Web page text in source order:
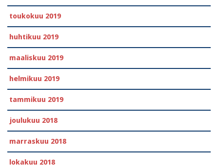
toukokuu 2019
huhtikuu 2019
maaliskuu 2019
helmikuu 2019
tammikuu 2019
joulukuu 2018
marraskuu 2018
lokakuu 2018